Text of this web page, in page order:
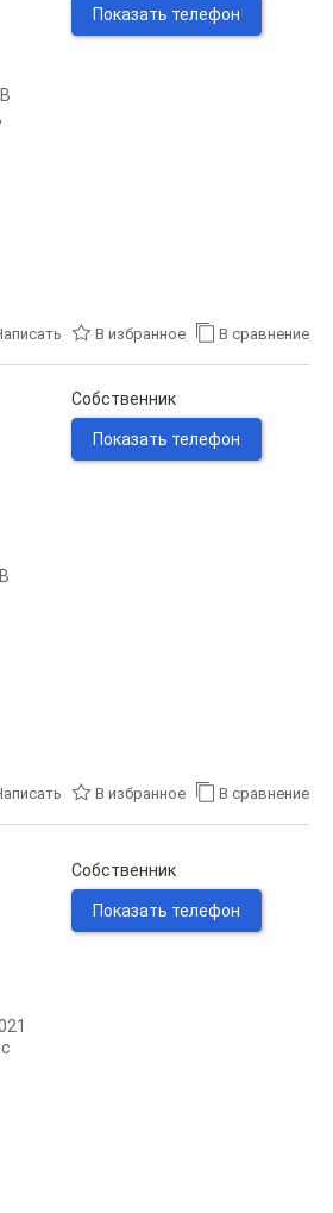
Показать телефон
В избранное В сравнение
Собственник
Показать телефон
В избранное В сравнение
Собственник
Показать телефон